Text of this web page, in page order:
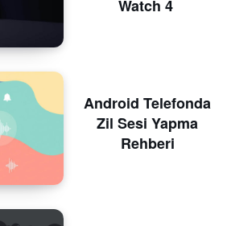
Watch 4
Android Telefonda
Zil Sesi Yapma
Rehberi